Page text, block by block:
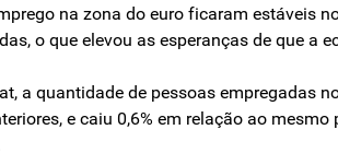
na zona do euro ficaram estáveis
o que elevou as esperanças de que
a quantidade de pessoas empregadas
e caiu 0,6% em relação ao